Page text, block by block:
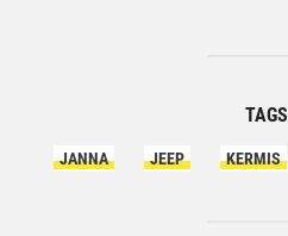
TAGS
JANNA JEEP KERMIS